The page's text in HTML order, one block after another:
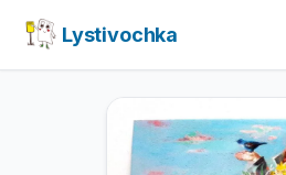
Lystivochka